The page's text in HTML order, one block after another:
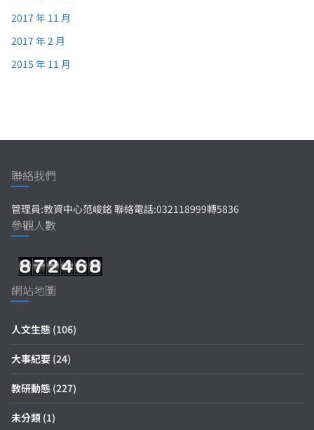
2017 年 11 月
2017 年 2 月
2015 年 11 月
聯絡我們
管理員:教資中心范峻銘 聯絡電話:032118999轉5836
參觀人數
網站地圖
人文生態 (106)
大事紀要 (24)
教研動態 (227)
未分類 (1)